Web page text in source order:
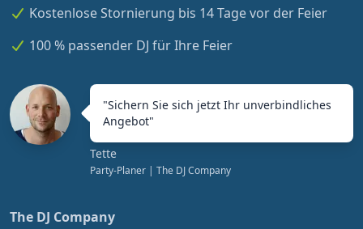
Kostenlose Stornierung bis 14 Tage vor der Feier
100 % passender DJ für Ihre Feier
"Sichern Sie sich jetzt Ihr unverbindliches
Angebot"
Tette
Party-Planer | The DJ Company
The DJ Company